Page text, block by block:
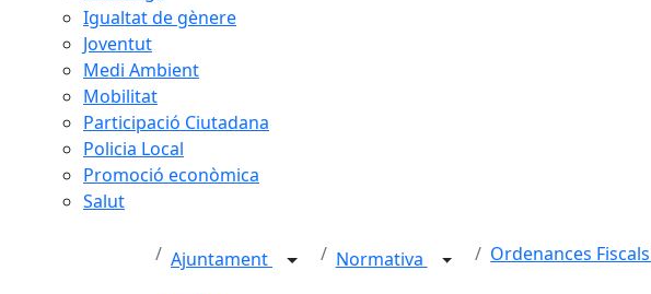
Igualtat de gènere
Joventut
Medi Ambient
Mobilitat
Participació Ciutadana
Policia Local
Promoció econòmica
Salut
Ajuntament Normativa Ordenances